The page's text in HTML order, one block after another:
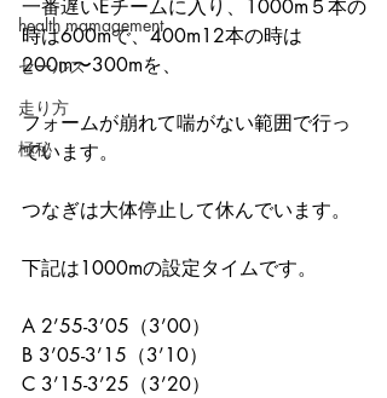
health mamagement
セールス
走り方
極秘
一番遅いEチームに入り、1000m５本の
時は600mで、400m12本の時は
200m〜300mを、
フォームが崩れて喘がない範囲で行っ
ています。
つなぎは大体停止して休んでいます。
下記は1000mの設定タイムです。
A 2’55-3’05（3’00）
B 3’05-3’15（3’10）
C 3’15-3’25（3’20）